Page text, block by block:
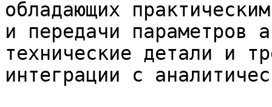
обладающих
и передачи параметров
технические детали и
интеграции с